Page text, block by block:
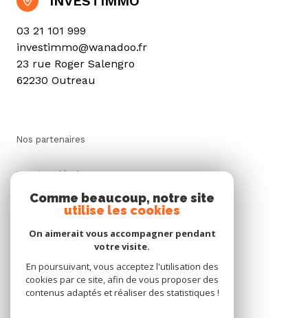
03 21 101 999
investimmo@wanadoo.fr
23 rue Roger Salengro
62230 Outreau
Nos partenaires
Mentions légales
Cookies
Comme beaucoup, notre site
utilise les cookies
On aimerait vous accompagner pendant
votre visite.
En poursuivant, vous acceptez l'utilisation des
cookies par ce site, afin de vous proposer des
contenus adaptés et réaliser des statistiques !